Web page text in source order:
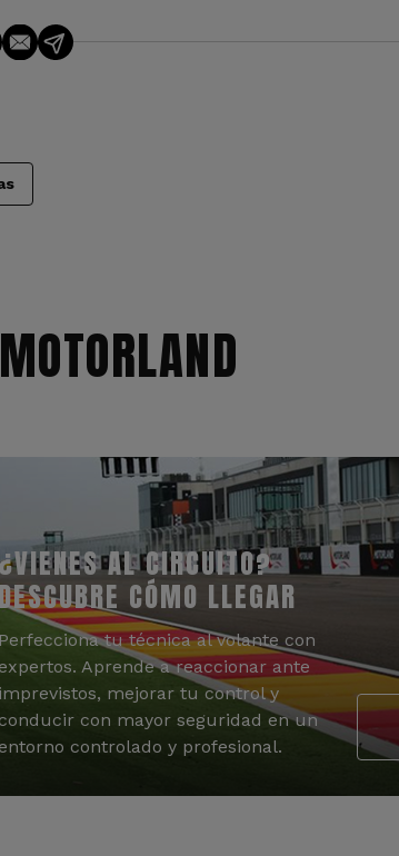
AL CIRCUITO?
CÓMO LLEGAR
Perfecciona tu técnica al volante con
expertos. Aprende a reaccionar ante
imprevistos, mejorar tu control y
conducir con mayor seguridad en un
entorno controlado y profesional.